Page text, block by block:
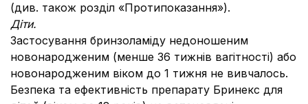
(див. також розділ «Протипоказання»).
Діти.
Застосування бринзоламіду недоношеним
новонародженим (менше 36 тижнів вагітності) або
новонародженим віком до 1 тижня не вивчалось.
Безпека та ефективність препарату Бринекс для